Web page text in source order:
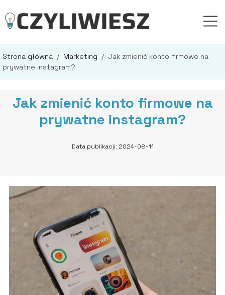
Strona główna / Marketing / Jak zmienić konto firmowe na
prywatne instagram?
Jak zmienić konto firmowe na
prywatne instagram?
Data publikacji: 2024-08-11